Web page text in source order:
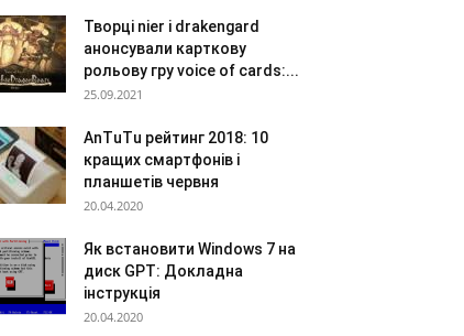
Творці nier і drakengard
анонсували карткову
рольову гру voice of cards:...
25.09.2021
AnTuTu рейтинг 2018: 10
кращих смартфонів і
планшетів червня
20.04.2020
Як встановити Windows 7 на
диск GPT: Докладна
інструкція
20.04.2020